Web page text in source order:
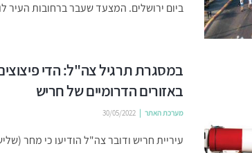
ביום ירושלים. המצעד שעבר ברחובות העיר
במסגרת תרגיל צה"ל: הדי
באזורים הדרומיים של חריש
מערכת האתר 30/05/2022
עיריית חריש ודובר צה"ל הודיעו כי מחר